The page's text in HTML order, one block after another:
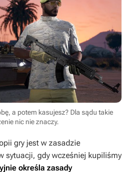
a potem kasujesz? Dla sądu takie
nic nie znaczy.
gry jest w zasadzie
sytuacji, gdy wcześniej kupiliśmy
określa zasady